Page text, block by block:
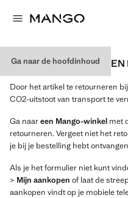
Ga naar de hoofdinhoud
GRATIS
Door het artikel te retourneren
CO2-uitstoot van transport te
Ga naareen Mango-winkel met
retourneren. Vergeet niet het
je bij je bestelling hebt
Als je het formulier niet kunt
> Mijn aankopen of laat de
aankopen vindt op je mobiele